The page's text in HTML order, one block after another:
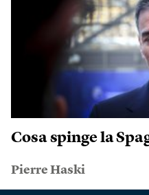
Cosa spinge la
Pierre Haski